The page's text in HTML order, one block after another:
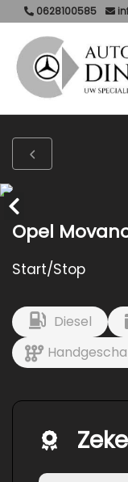
0628100585
Opel
Start/Stop
Diesel